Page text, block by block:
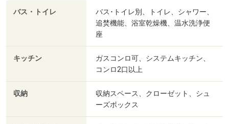
バス・トイレ
バス･トイレ別、トイレ、シャワー、
追焚機能、浴室乾燥機、温水洗浄便
座
キッチン
ガスコンロ可、システムキッチン、
コンロ2口以上
収納
収納スペース、クローゼット、シュ
ーズボックス